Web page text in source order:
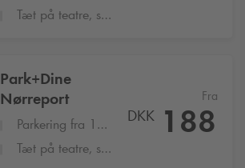
Tæt på teatre, shopping og restauranter
Park+Dine
Nørreport
Parkering fra 17:00 til 22:00
Tæt på teatre, shopping og restauranter
Fra
DKK 188